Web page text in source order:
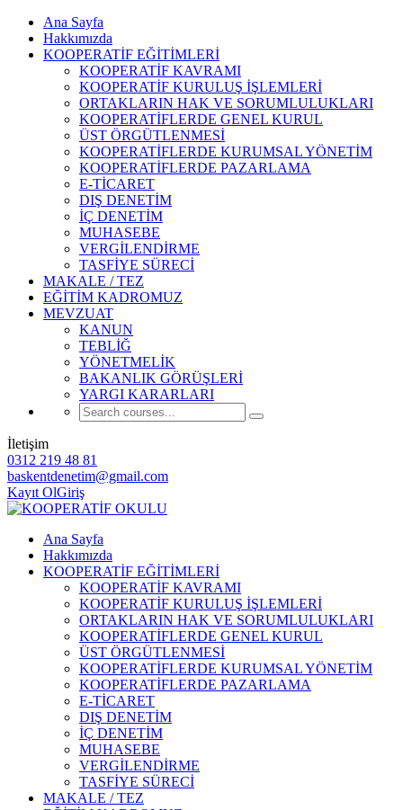
Ana Sayfa
Hakkımızda
KOOPERATİF EĞİTİMLERİ
KOOPERATİF KAVRAMI
KOOPERATİF KURULUŞ İŞLEMLERİ
ORTAKLARIN HAK VE SORUMLULUKLARI
KOOPERATİFLERDE GENEL KURUL
ÜST ÖRGÜTLENMESİ
KOOPERATİFLERDE KURUMSAL YÖNETİM
KOOPERATİFLERDE PAZARLAMA
E-TİCARET
DIŞ DENETİM
İÇ DENETİM
MUHASEBE
VERGİLENDİRME
TASFİYE SÜRECİ
MAKALE / TEZ
EĞİTİM KADROMUZ
MEVZUAT
KANUN
TEBLİĞ
YÖNETMELİK
BAKANLIK GÖRÜŞLERİ
YARGI KARARLARI
İletişim
0312 219 48 81
baskentdenetim@gmail.com
Kayıt OlGiriş
Ana Sayfa
Hakkımızda
KOOPERATİF EĞİTİMLERİ
KOOPERATİF KAVRAMI
KOOPERATİF KURULUŞ İŞLEMLERİ
ORTAKLARIN HAK VE SORUMLULUKLARI
KOOPERATİFLERDE GENEL KURUL
ÜST ÖRGÜTLENMESİ
KOOPERATİFLERDE KURUMSAL YÖNETİM
KOOPERATİFLERDE PAZARLAMA
E-TİCARET
DIŞ DENETİM
İÇ DENETİM
MUHASEBE
VERGİLENDİRME
TASFİYE SÜRECİ
MAKALE / TEZ